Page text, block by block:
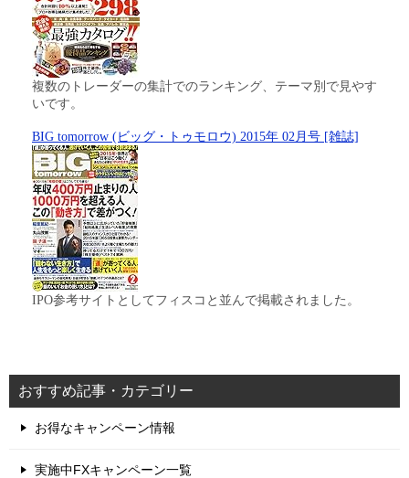
複数のトレーダーの集計でのランキング、テーマ別で見やす
いです。
BIG tomorrow (ビッグ・トゥモロウ) 2015年 02月号 [雑誌]
IPO参考サイトとしてフィスコと並んで掲載されました。
おすすめ記事・カテゴリー
お得なキャンペーン情報
実施中FXキャンペーン一覧